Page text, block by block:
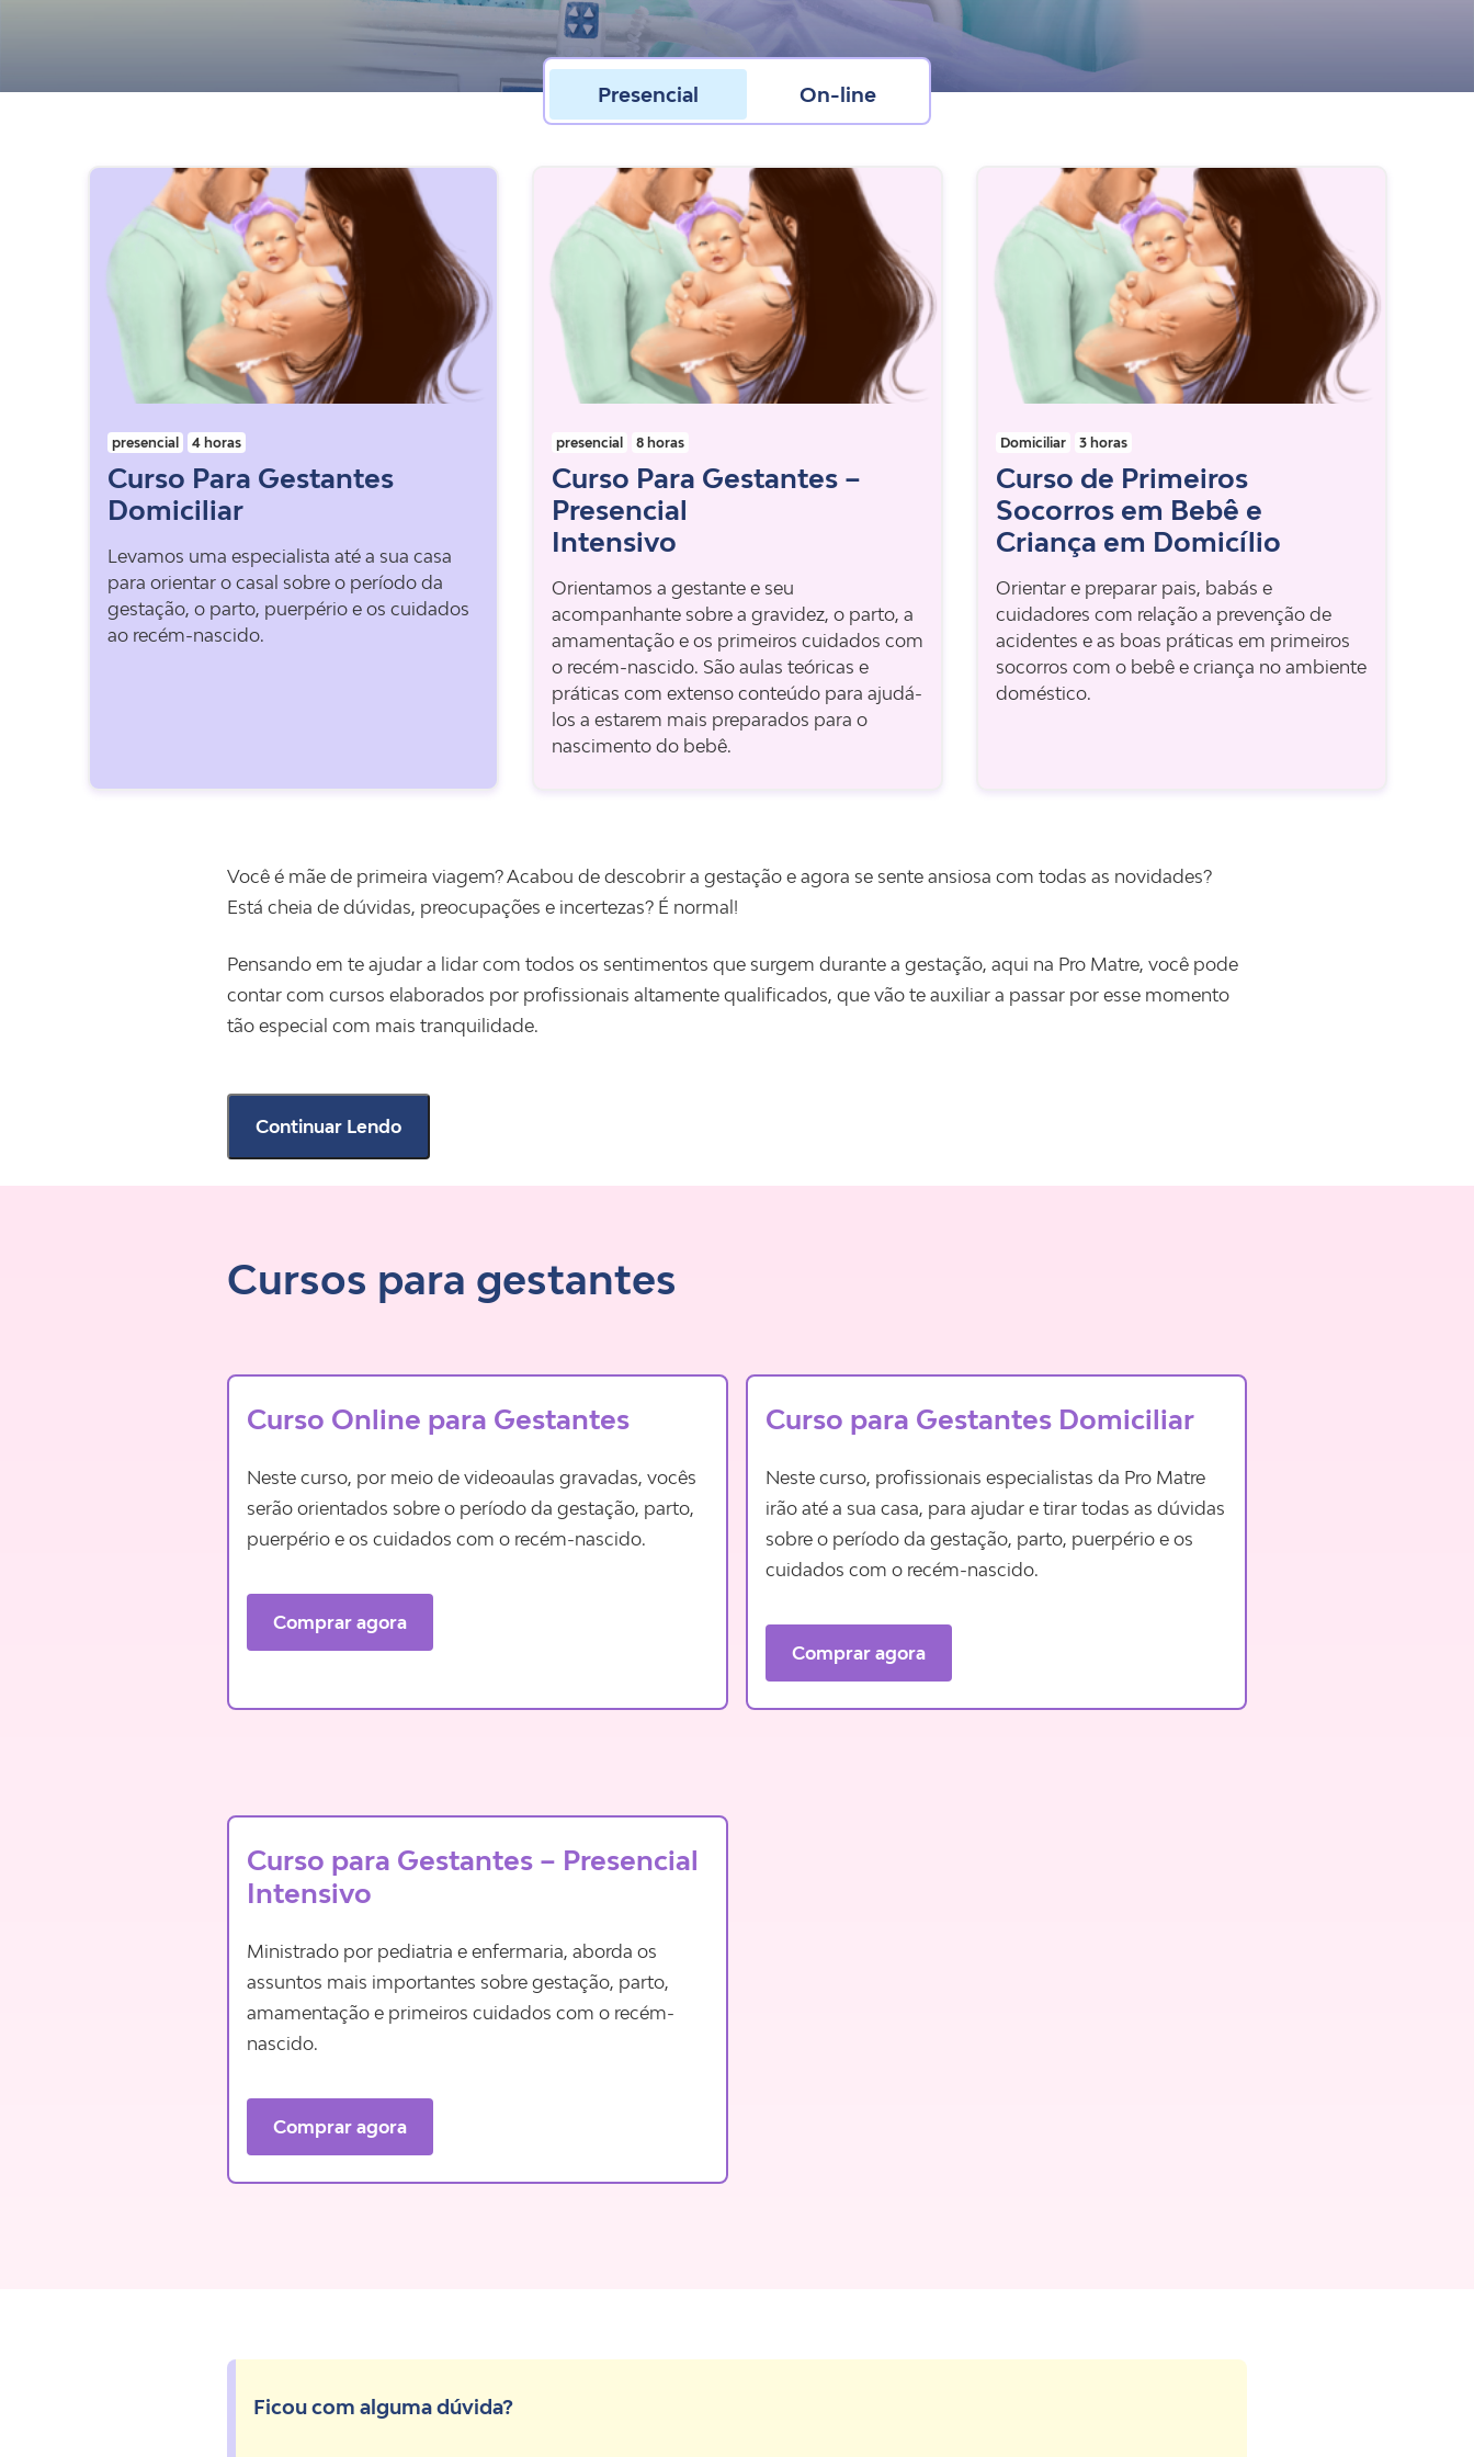
Presencial On-line
presencial 4 horas
Curso Para Gestantes
Domiciliar
Levamos uma especialista até a sua casa
para orientar o casal sobre o período da
gestação, o parto, puerpério e os cuidados
ao recém-nascido.
presencial 8 horas
Curso Para Gestantes –
Presencial
Intensivo
Orientamos a gestante e seu
acompanhante sobre a gravidez, o parto, a
amamentação e os primeiros cuidados com
o recém-nascido. São aulas teóricas e
práticas com extenso conteúdo para ajudá-
los a estarem mais preparados para o
nascimento do bebê.
Domiciliar 3 horas
Curso de Primeiros
Socorros em Bebê e
Criança em Domicílio
Orientar e preparar pais, babás e
cuidadores com relação a prevenção de
acidentes e as boas práticas em primeiros
socorros com o bebê e criança no ambiente
doméstico.
Você é mãe de primeira viagem? Acabou de descobrir a gestação e agora se sente ansiosa com todas as novidades?
Está cheia de dúvidas, preocupações e incertezas? É normal!
Pensando em te ajudar a lidar com todos os sentimentos que surgem durante a gestação, aqui na Pro Matre, você pode
contar com cursos elaborados por profissionais altamente qualificados, que vão te auxiliar a passar por esse momento
tão especial com mais tranquilidade.
Continuar Lendo
Cursos para gestantes
Curso Online para Gestantes
Neste curso, por meio de videoaulas gravadas, vocês
serão orientados sobre o período da gestação, parto,
puerpério e os cuidados com o recém-nascido.
Comprar agora
Curso para Gestantes Domiciliar
Neste curso, profissionais especialistas da Pro Matre
irão até a sua casa, para ajudar e tirar todas as dúvidas
sobre o período da gestação, parto, puerpério e os
cuidados com o recém-nascido.
Comprar agora
Curso para Gestantes – Presencial
Intensivo
Ministrado por pediatria e enfermaria, aborda os
assuntos mais importantes sobre gestação, parto,
amamentação e primeiros cuidados com o recém-
nascido.
Comprar agora
Ficou com alguma dúvida?